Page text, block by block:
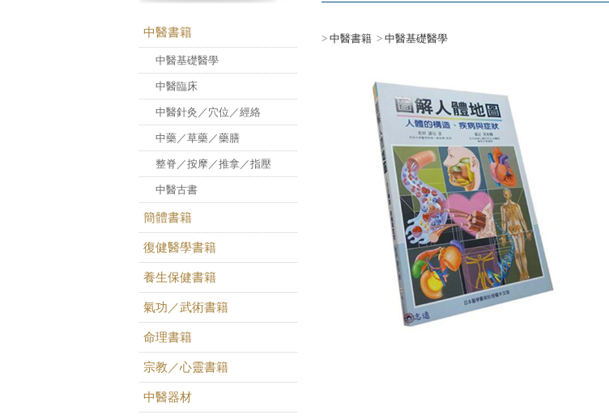
中醫書籍
中醫基礎醫學
中醫臨床
中醫針灸／穴位／經絡
中藥／草藥／藥膳
整脊／按摩／推拿／指壓
中醫古書
簡體書籍
復健醫學書籍
養生保健書籍
氣功／武術書籍
命理書籍
宗教／心靈書籍
中醫器材
> 中醫書籍 > 中醫基礎醫學